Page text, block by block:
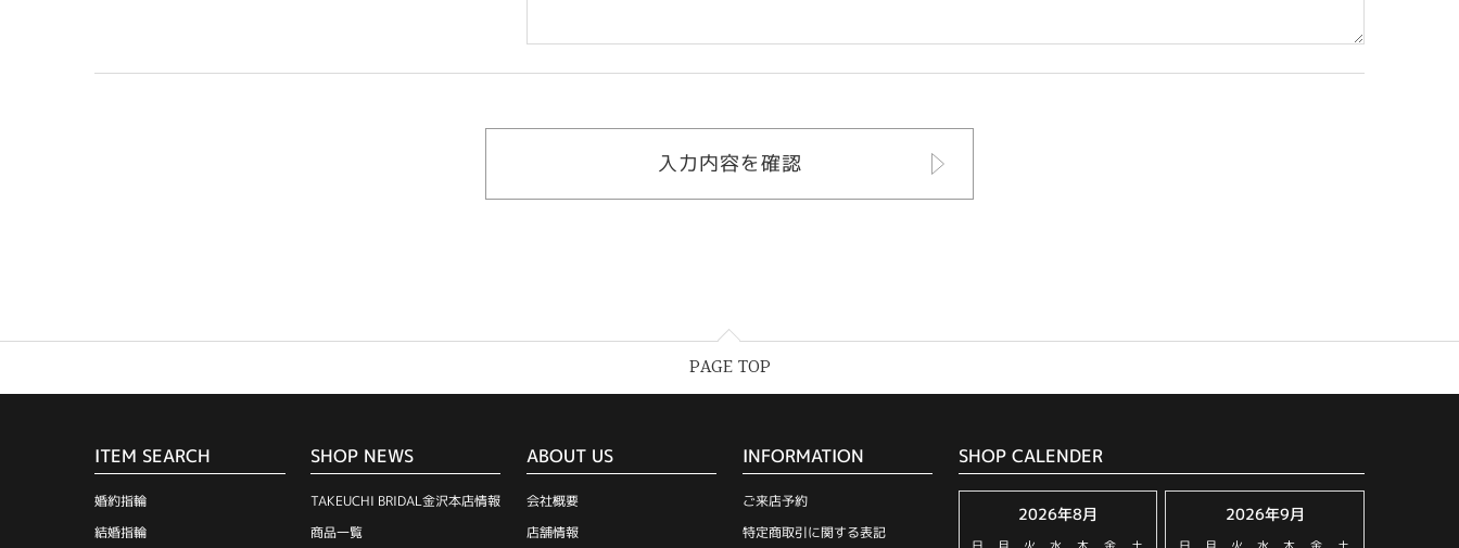
PAGE TOP
ITEM SEARCH
婚約指輪
結婚指輪
SHOP NEWS
TAKEUCHI BRIDAL金沢本店情報
商品一覧
ABOUT US
会社概要
店舗情報
INFORMATION
ご来店予約
特定商取引に関する表記
SHOP CALENDER
2026年8月 2026年9月